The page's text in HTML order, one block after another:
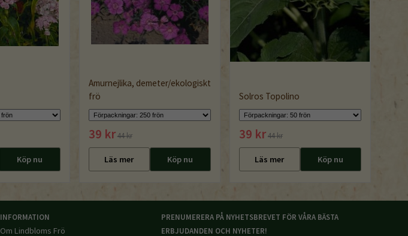
Köp nu
Amurnejlika, demeter/ekologiskt
frö
39 kr 44 kr
Läs mer Köp nu
Solros Topolino
39 kr 44 kr
Läs mer Köp nu
INFORMATION
Om Lindbloms Frö
PRENUMERERA PÅ NYHETSBREVET FÖR VÅRA BÄSTA
ERBJUDANDEN OCH NYHETER!